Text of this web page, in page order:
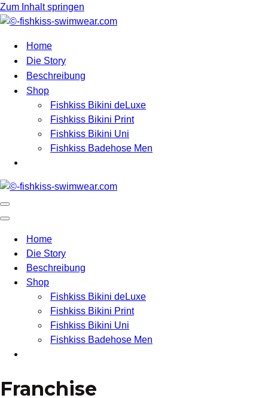
Zum Inhalt springen
Home
Die Story
Beschreibung
Shop
Fishkiss Bikini deLuxe
Fishkiss Bikini Print
Fishkiss Bikini Uni
Fishkiss Badehose Men
Navigationsmenü
Navigationsmenü
Home
Die Story
Beschreibung
Shop
Fishkiss Bikini deLuxe
Fishkiss Bikini Print
Fishkiss Bikini Uni
Fishkiss Badehose Men
Franchise